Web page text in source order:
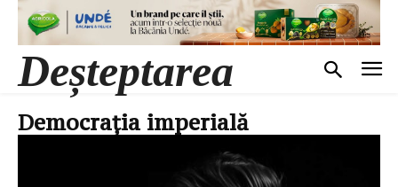
Deșteptarea
Democrația imperială